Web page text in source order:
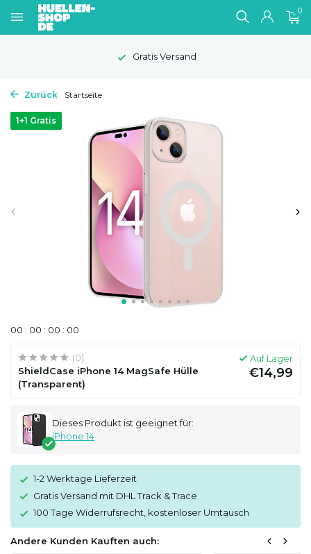
0
1-2 Werktage Lieferzeit
Zurück Startseite
1+1 Gratis
00 : 00 : 00 : 00
(0)
ShieldCase iPhone 14 MagSafe Hülle
(Transparent)
Auf Lager
€14,99
Dieses Produkt ist geeignet für:
iPhone 14
1-2 Werktage Lieferzeit
Gratis Versand mit DHL Track & Trace
100 Tage Widerrufsrecht, kostenloser Umtausch
Andere Kunden Kauften auch: